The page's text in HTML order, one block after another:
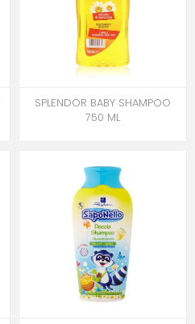
SPLENDOR BABY SHAMPOO
750 ML